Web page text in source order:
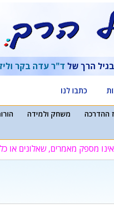
הרך של ד"ר עדה בקר
כתבו לנו
ההדרכה משחק ולמידה
מספק מאמרים, שאלונים